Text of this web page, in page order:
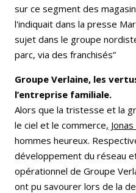
sur ce segment des
l'indiquait dans la presse
sujet dans le groupe
parc, via des franchisés”
Groupe Verlaine, les
l’entreprise familiale.
Alors que la tristesse et la
le ciel et le commerce,
hommes heureux.
développement du réseau
opérationnel de Groupe
ont pu savourer lors de la